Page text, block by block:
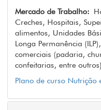
Mercado de Trabalho:
Creches, Hospitais,
alimentos, Unidades
Longa Permanência
comerciais (padaria,
confeitarias, entre
Plano de curso Nutrição